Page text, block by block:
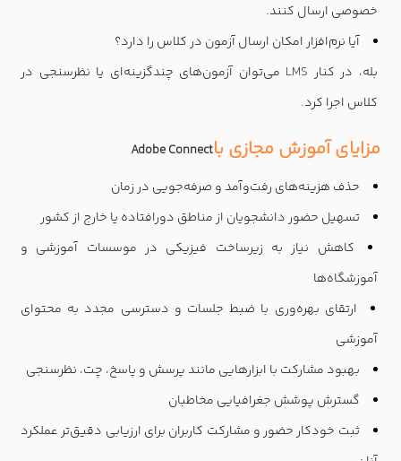
خصوصی ارسال کنند.
آیا نرم‌افزار امکان ارسال آزمون در کلاس را دارد؟
بله، در کنار LMS می‌توان آزمون‌های چندگزینه‌ای یا نظرسنجی در
کلاس اجرا کرد.
مزایای آموزش مجازی باAdobe Connect
حذف هزینه‌های رفت‌وآمد و صرفه‌جویی در زمان
تسهیل حضور دانشجویان از مناطق دورافتاده یا خارج از کشور
کاهش نیاز به زیرساخت فیزیکی در موسسات آموزشی و
آموزشگاه‌ها
ارتقای بهره‌وری با ضبط جلسات و دسترسی مجدد به محتوای
آموزشی
بهبود مشارکت با ابزارهایی مانند پرسش و پاسخ، چت، نظرسنجی
گسترش پوشش جغرافیایی مخاطبان
ثبت خودکار حضور و مشارکت کاربران برای ارزیابی دقیق‌تر عملکرد